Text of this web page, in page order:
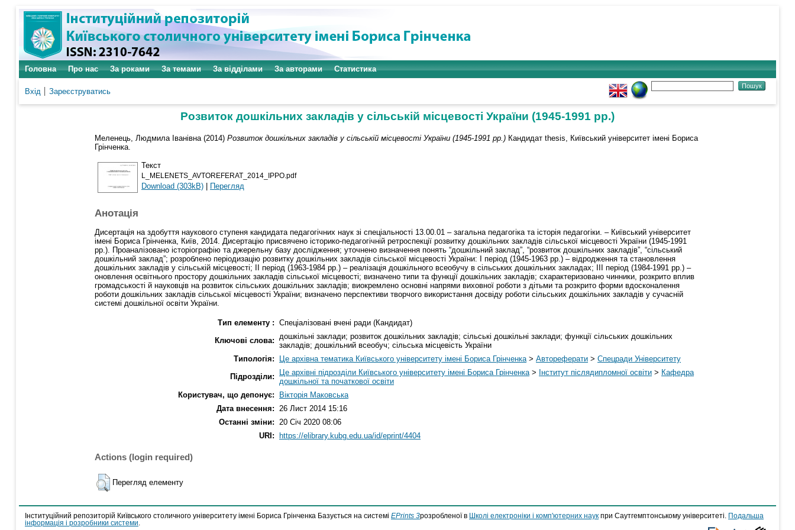
Головна Про нас За роками За темами За відділами За авторами Статистика
Вхід Зареєструватись
Розвиток дошкільних закладів у сільській місцевості України (1945-1991 рр.)
Меленець, Людмила Іванівна (2014) Розвиток дошкільних закладів у сільській місцевості України (1945-1991 рр.) Кандидат thesis, Київський університет імені Бориса
Грінченка.
Текст
L_MELENETS_AVTOREFERAT_2014_IPPO.pdf
Download (303kB) | Перегляд
Анотація
Дисертація на здобуття наукового ступеня кандидата педагогічних наук зі спеціальності 13.00.01 – загальна педагогіка та історія педагогіки. – Київський університет
імені Бориса Грінченка, Київ, 2014. Дисертацію присвячено історико-педагогічній ретроспекції розвитку дошкільних закладів сільської місцевості України (1945-1991
рр.). Проаналізовано історіографію та джерельну базу дослідження; уточнено визначення понять “дошкільний заклад”, “розвиток дошкільних закладів”, “сільський
дошкільний заклад”; розроблено періодизацію розвитку дошкільних закладів сільської місцевості України: І період (1945-1963 рр.) – відродження та становлення
дошкільних закладів у сільській місцевості; ІІ період (1963-1984 рр.) – реалізація дошкільного всеобучу в сільських дошкільних закладах; ІІІ період (1984-1991 рр.) –
оновлення освітнього простору дошкільних закладів сільської місцевості; визначено типи та функції дошкільних закладів; схарактеризовано чинники, розкрито вплив
громадськості й науковців на розвиток сільських дошкільних закладів; виокремлено основні напрями виховної роботи з дітьми та розкрито форми вдосконалення
роботи дошкільних закладів сільської місцевості України; визначено перспективи творчого використання досвіду роботи сільських дошкільних закладів у сучасній
системі дошкільної освіти України.
Тип елементу : Спеціалізовані вчені ради (Кандидат)
Ключові слова:
дошкільні заклади; розвиток дошкільних закладів; сільські дошкільні заклади; функції сільських дошкільних
закладів; дошкільний всеобуч; сільська місцевість України
Типологія:
Це архівна тематика Київського університету імені Бориса Грінченка > Автореферати > Спецради Університету
Підрозділи:
Це архівні підрозділи Київського університету імені Бориса Грінченка > Інститут післядипломної освіти > Кафедра
дошкільної та початкової освіти
Користувач, що депонує:
Вікторія Маковська
Дата внесення:
26 Лист 2014 15:16
Останні зміни:
20 Січ 2020 08:06
URI:
https://elibrary.kubg.edu.ua/id/eprint/4404
Actions (login required)
Перегляд елементу
Інституційний репозиторій Київського столичного університету імені Бориса Грінченка Базується на системі EPrints 3розробленої в Школі електроніки і комп'ютерних наук при Саутгемптонському університеті.
Подальша
інформація і розробники системи